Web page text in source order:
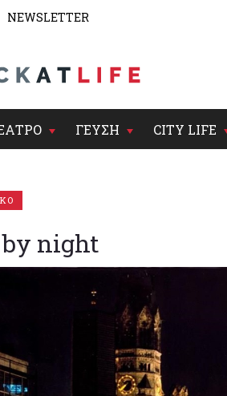
NEWSLETTER
ΓΕΥΣΗ CITY LIFE
by night